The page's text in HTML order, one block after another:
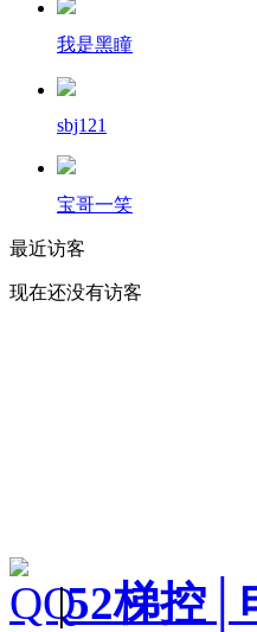
我是黑瞳
sbj121
宝哥一笑
最近访客
现在还没有访客
|52梯控│